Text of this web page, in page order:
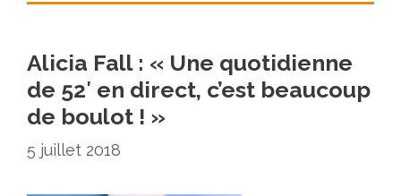
Alicia Fall : « Une quotidienne
de 52′ en direct, c’est beaucoup
de boulot ! »
5 juillet 2018